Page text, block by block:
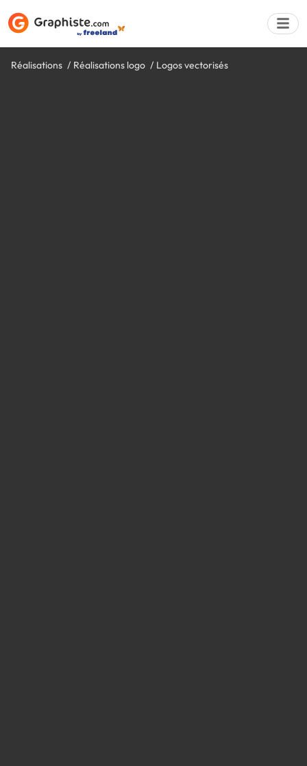
Réalisations Réalisations logo Logos vectorisés